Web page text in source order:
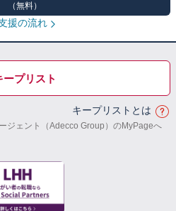
（無料）
援の流れ
ープリスト
キープリストとは
ジェント（Adecco Group）のMyPageへ